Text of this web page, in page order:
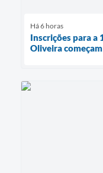
Há 6 horas
Inscrições para a
Oliveira